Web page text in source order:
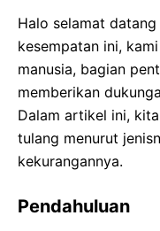
Halo selamat datang
kesempatan ini,
manusia, bagian
memberikan
Dalam artikel ini,
tulang menurut
kekurangannya.
Pendahuluan